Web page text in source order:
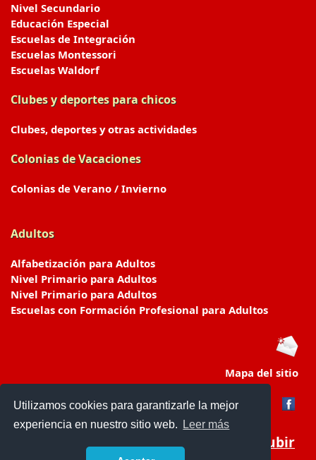
Utilizamos cookies para garantizarle la mejor
experiencia en nuestro sitio web.
Leer más
Nivel Secundario
Educación Especial
Escuelas de Integración
Escuelas Montessori
Escuelas Waldorf
Clubes y deportes para chicos
Clubes, deportes y otras actividades
Colonias de Vacaciones
Colonias de Verano / Invierno
Adultos
Alfabetización para Adultos
Nivel Primario para Adultos
Nivel Primario para Adultos
Escuelas con Formación Profesional para Adultos
Mapa del sitio
Subir